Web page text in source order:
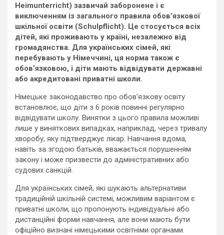
Heimunterricht) зазвичай заборонене і є
виключенням із загального правила обов’язкової
шкільної освіти (Schulpflicht). Це стосується всіх
дітей, які проживають у країні, незалежно від
громадянства. Для українських сімей, які
перебувають у Німеччині, ця норма також є
обов’язковою, і діти мають відвідувати державні
або акредитовані приватні школи.
Німецьке законодавство про обов’язкову освіту
встановлює, що діти з 6 років повинні регулярно
відвідувати школу. Винятки з цього правила можливі
лише у виняткових випадках, наприклад, через тривалу
хворобу, яку підтверджує лікар. Навчання вдома,
навіть за згодою батьків, вважається порушенням
закону і може призвести до адміністративних або
судових санкцій.
Для українських сімей, які шукають альтернативи
традиційній шкільній системі, можливим варіантом є
приватні школи, що пропонують індивідуальні або
дистанційні форми навчання, але вони мають бути
офіційно визнані німецькими освітніми органами.